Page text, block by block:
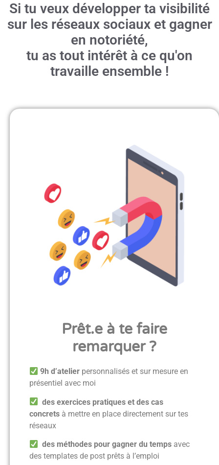
Si tu veux développer ta visibilité
sur les réseaux sociaux et gagner
en notoriété,
tu as tout intérêt à ce qu'on
travaille ensemble !
Prêt.e à te faire
remarquer ?
9h d’atelier personnalisés et sur mesure en
présentiel avec moi
des exercices pratiques et des cas
concrets à mettre en place directement sur tes
réseaux
des méthodes pour gagner du temps avec
des templates de post prêts à l’emploi